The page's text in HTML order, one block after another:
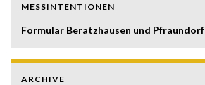
MESSINTENTIONEN
Formular Beratzhausen und Pfraundorf
ARCHIVE